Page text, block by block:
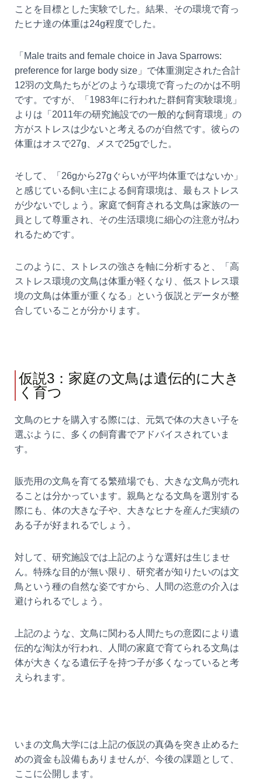
ことを目標とした実験でした。結果、その環境で育っ
たヒナ達の体重は24g程度でした。
「Male traits and female choice in Java Sparrows:
preference for large body size」で体重測定された合計
12羽の文鳥たちがどのような環境で育ったのかは不明
です。ですが、「1983年に行われた群飼育実験環境」
よりは「2011年の研究施設での一般的な飼育環境」の
方がストレスは少ないと考えるのが自然です。彼らの
体重はオスで27g、メスで25gでした。
そして、「26gから27gぐらいが平均体重ではないか」
と感じている飼い主による飼育環境は、最もストレス
が少ないでしょう。家庭で飼育される文鳥は家族の一
員として尊重され、その生活環境に細心の注意が払わ
れるためです。
このように、ストレスの強さを軸に分析すると、「高
ストレス環境の文鳥は体重が軽くなり、低ストレス環
境の文鳥は体重が重くなる」という仮説とデータが整
合していることが分かります。
仮説3：家庭の文鳥は遺伝的に大き
く育つ
文鳥のヒナを購入する際には、元気で体の大きい子を
選ぶように、多くの飼育書でアドバイスされていま
す。
販売用の文鳥を育てる繁殖場でも、大きな文鳥が売れ
ることは分かっています。親鳥となる文鳥を選別する
際にも、体の大きな子や、大きなヒナを産んだ実績の
ある子が好まれるでしょう。
対して、研究施設では上記のような選好は生じませ
ん。特殊な目的が無い限り、研究者が知りたいのは文
鳥という種の自然な姿ですから、人間の恣意の介入は
避けられるでしょう。
上記のような、文鳥に関わる人間たちの意図により遺
伝的な淘汰が行われ、人間の家庭で育てられる文鳥は
体が大きくなる遺伝子を持つ子が多くなっていると考
えられます。
いまの文鳥大学には上記の仮説の真偽を突き止めるた
めの資金も設備もありませんが、今後の課題として、
ここに公開します。